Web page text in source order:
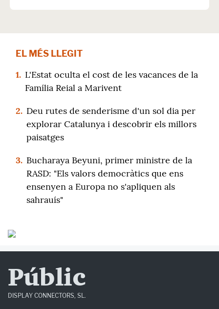
EL MÉS LLEGIT
1. L'Estat oculta el cost de les vacances de la
Família Reial a Marivent
2. Deu rutes de senderisme d'un sol dia per
explorar Catalunya i descobrir els millors
paisatges
3. Bucharaya Beyuni, primer ministre de la
RASD: "Els valors democràtics que ens
ensenyen a Europa no s'apliquen als
sahrauís"
Públic
DISPLAY CONNECTORS, SL.